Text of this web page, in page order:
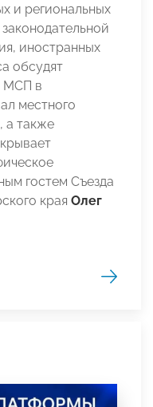
и региональных
иностранных
обсудят
МСП в
местного
а также
гостем Съезда
края Олег